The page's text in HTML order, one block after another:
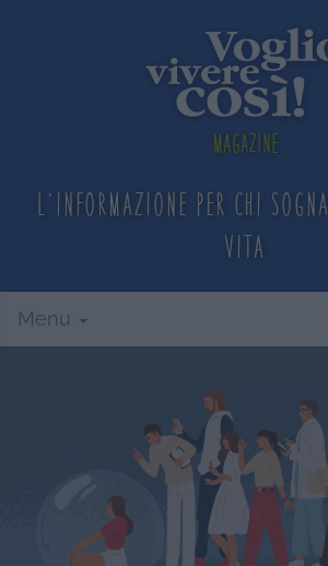
Magazine
L'informazione per chi sogna
vita
Menu